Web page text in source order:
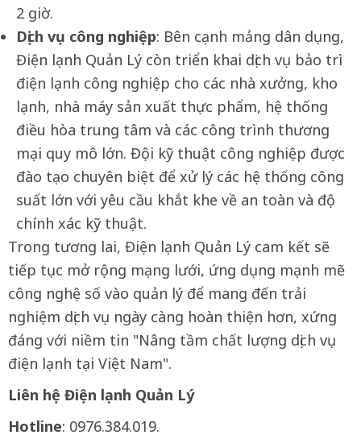
2 giờ.
Dịch vụ công nghiệp: Bên cạnh mảng dân dụng,
Điện lạnh Quản Lý còn triển khai dịch vụ bảo trì
điện lạnh công nghiệp cho các nhà xưởng, kho
lạnh, nhà máy sản xuất thực phẩm, hệ thống
điều hòa trung tâm và các công trình thương
mại quy mô lớn. Đội kỹ thuật công nghiệp được
đào tạo chuyên biệt để xử lý các hệ thống công
suất lớn với yêu cầu khắt khe về an toàn và độ
chính xác kỹ thuật.
Trong tương lai, Điện lạnh Quản Lý cam kết sẽ
tiếp tục mở rộng mạng lưới, ứng dụng mạnh mẽ
công nghệ số vào quản lý để mang đến trải
nghiệm dịch vụ ngày càng hoàn thiện hơn, xứng
đáng với niềm tin "Nâng tầm chất lượng dịch vụ
điện lạnh tại Việt Nam".
Liên hệ Điện lạnh Quản Lý
Hotline: 0976.384.019.